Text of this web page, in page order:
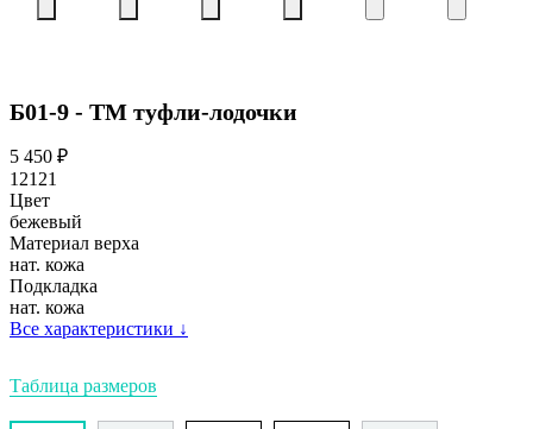
Б01-9 - ТМ туфли-лодочки
5 450 ₽
12121
Цвет
бежевый
Материал верха
нат. кожа
Подкладка
нат. кожа
Все характеристики ↓
Таблица размеров